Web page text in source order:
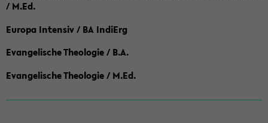
/ M.Ed.
Europa Intensiv / BA IndiErg
Evangelische Theologie / B.A.
Evangelische Theologie / M.Ed.